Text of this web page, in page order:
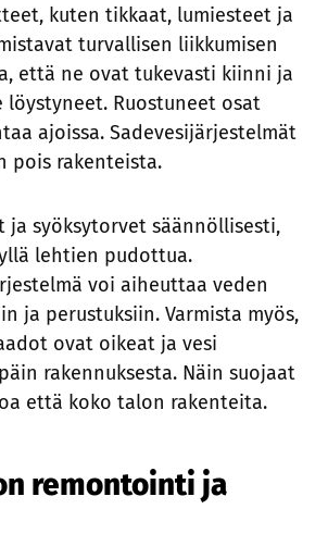
kuten tikkaat, lumiesteet ja
turvallisen liikkumisen
että ne ovat tukevasti kiinni ja
Ruostuneet osat
ajoissa. Sadevesijärjestelmät
pois rakenteista.
ja syöksytorvet säännöllisesti,
lehtien pudottua.
voi aiheuttaa veden
ja perustuksiin. Varmista myös,
ovat oikeat ja vesi
rakennuksesta. Näin suojaat
että koko talon rakenteita.
remontointi ja